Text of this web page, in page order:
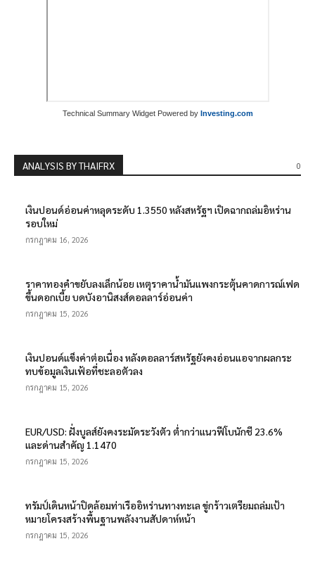
Technical Summary Widget Powered by Investing.com
0
ANALYSIS BY THAIFRX
เงินปอนด์อ่อนค่าหลุดระดับ 1.3550 หลังสหรัฐฯ เปิดฉากถล่มอิหร่าน
รอบใหม่
กรกฎาคม 16, 2026
ราคาทองคำขยับลงเล็กน้อย เหตุราคาน้ำมันแพงกระตุ้นคาดการณ์เฟด
ขึ้นดอกเบี้ย บดบังอานิสงส์ดอลลาร์อ่อนค่า
กรกฎาคม 15, 2026
เงินปอนด์แข็งค่าต่อเนื่อง หลังดอลลาร์สหรัฐยังคงอ่อนแอจากผลกระ
ทบข้อมูลเงินเฟ้อที่ชะลอตัวลง
กรกฎาคม 15, 2026
EUR/USD: ฝั่งบูลส์ยังคงระมัดระวังตัว ต่ำกว่าแนวฟีโบนักชี 23.6%
และด่านสำคัญ 1.1470
กรกฎาคม 15, 2026
ทรัมป์เดินหน้าปิดล้อมท่าเรืออิหร่านทางทะเล ขู่กร้าวเตรียมถล่มเป้า
หมายโครงสร้างพื้นฐานพลังงานสัปดาห์หน้า
กรกฎาคม 15, 2026